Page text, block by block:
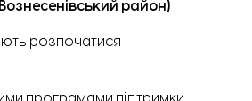
район)
розпочатися